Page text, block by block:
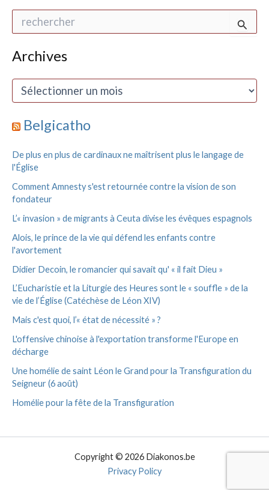
h
e
h
r
Archives
A
i
e
s
Belgicatho
De plus en plus de cardinaux ne maîtrisent plus le langage de
l'Église
Comment Amnesty s'est retournée contre la vision de son
fondateur
L’« invasion » de migrants à Ceuta divise les évêques espagnols
Alois, le prince de la vie qui défend les enfants contre
l'avortement
Didier Decoin, le romancier qui savait qu' « il fait Dieu »
L’Eucharistie et la Liturgie des Heures sont le « souffle » de la
vie de l’Église (Catéchèse de Léon XIV)
Mais c'est quoi, l’« état de nécessité » ?
L'offensive chinoise à l'exportation transforme l'Europe en
décharge
Une homélie de saint Léon le Grand pour la Transfiguration du
Seigneur (6 août)
Homélie pour la fête de la Transfiguration
Copyright © 2026 Diakonos.be
Privacy Policy